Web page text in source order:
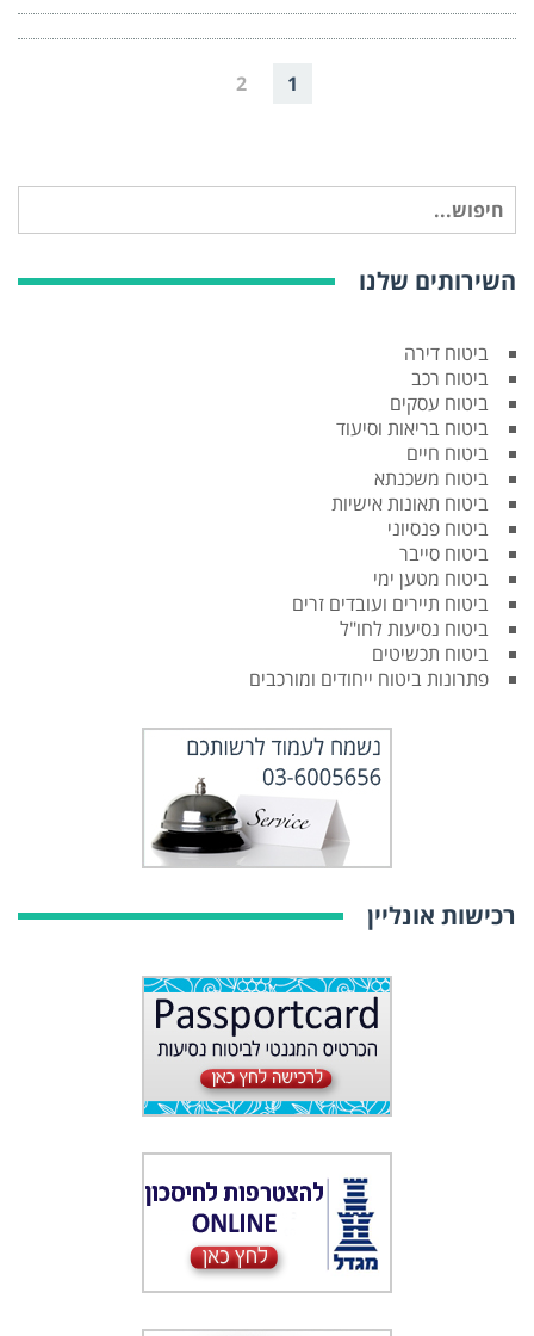
1
2
עבור:
השירותים שלנו
ביטוח דירה
ביטוח רכב
ביטוח עסקים
ביטוח בריאות וסיעוד
ביטוח חיים
ביטוח משכנתא
ביטוח תאונות אישיות
ביטוח פנסיוני
ביטוח סייבר
ביטוח מטען ימי
ביטוח תיירים ועובדים זרים
ביטוח נסיעות לחו"ל
ביטוח תכשיטים
פתרונות ביטוח ייחודים ומורכבים
רכישות אונליין